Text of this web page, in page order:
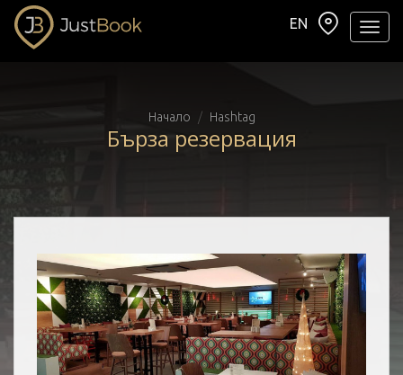
EN
Начало Hashtag
Бърза резервация